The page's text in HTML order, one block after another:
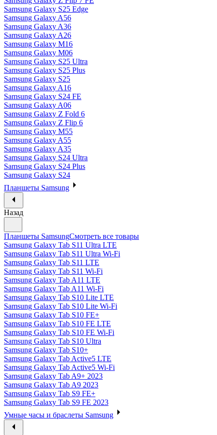
Samsung Galaxy S25 Edge
Samsung Galaxy A56
Samsung Galaxy A36
Samsung Galaxy A26
Samsung Galaxy M16
Samsung Galaxy M06
Samsung Galaxy S25 Ultra
Samsung Galaxy S25 Plus
Samsung Galaxy S25
Samsung Galaxy A16
Samsung Galaxy S24 FE
Samsung Galaxy A06
Samsung Galaxy Z Fold 6
Samsung Galaxy Z Flip 6
Samsung Galaxy M55
Samsung Galaxy A55
Samsung Galaxy A35
Samsung Galaxy S24 Ultra
Samsung Galaxy S24 Plus
Samsung Galaxy S24
Планшеты Samsung
Назад
Планшеты SamsungСмотреть все товары
Samsung Galaxy Tab S11 Ultra LTE
Samsung Galaxy Tab S11 Ultra Wi-Fi
Samsung Galaxy Tab S11 LTE
Samsung Galaxy Tab S11 Wi-Fi
Samsung Galaxy Tab A11 LTE
Samsung Galaxy Tab A11 Wi-Fi
Samsung Galaxy Tab S10 Lite LTE
Samsung Galaxy Tab S10 Lite Wi-Fi
Samsung Galaxy Tab S10 FE+
Samsung Galaxy Tab S10 FE LTE
Samsung Galaxy Tab S10 FE Wi-Fi
Samsung Galaxy Tab S10 Ultra
Samsung Galaxy Tab S10+
Samsung Galaxy Tab Active5 LTE
Samsung Galaxy Tab Active5 Wi-Fi
Samsung Galaxy Tab A9+ 2023
Samsung Galaxy Tab A9 2023
Samsung Galaxy Tab S9 FE+
Samsung Galaxy Tab S9 FE 2023
Умные часы и браслеты Samsung